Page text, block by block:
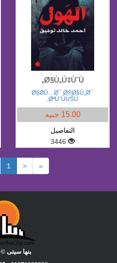
Ø§Ù„Ù‡ÙˆÙ„
Ø§Ø­Ù…Ø¯ Ø®Ø§Ù„Ø¯
ØªÙˆÙÙŠÙ‚
15.00 جنيه
التفاصيل
3446
«
<
1
بنها سيتى © 2012